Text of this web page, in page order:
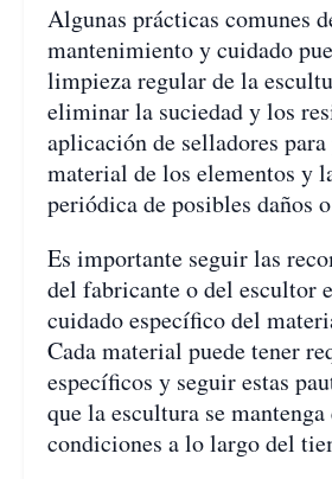
Algunas prácticas comunes
mantenimiento y cuidado
limpieza regular de la
eliminar la suciedad y los
aplicación de selladores
material de los elementos y
periódica de posibles daños
Es importante seguir las
del fabricante o del escultor
cuidado específico del
Cada material puede tener
específicos y seguir estas
que la escultura se
condiciones a lo largo del